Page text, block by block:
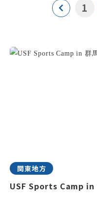
1
関東地方
USF Sports Camp